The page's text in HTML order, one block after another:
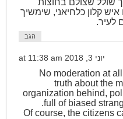
איש קלון כלחיאני, שימשיך
לעיר.
הגב
יוני 3, 2018 at 11:38 am
No moderation at
truth about the
organization behind,
full of biased
Of course, the citizens